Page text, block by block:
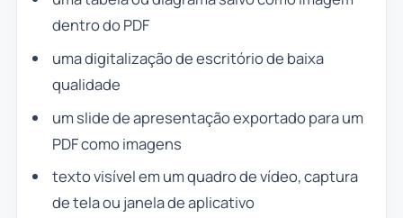
dentro do PDF
uma digitalização de escritório de baixa
qualidade
um slide de apresentação exportado para um
PDF como imagens
texto visível em um quadro de vídeo, captura
de tela ou janela de aplicativo